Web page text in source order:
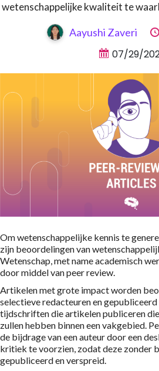
wetenschappelijke kwaliteit te
Aayushi Zaveri
07/29/
Om wetenschappelijke kennis te
zijn beoordelingen van
Wetenschap, met name academisch
door middel van peer review.
Artikelen met grote impact worden
selectieve redacteuren en
tijdschriften die artikelen publiceren
zullen hebben binnen een vakgebied.
de bijdrage van een auteur door een
kritiek te voorzien, zodat deze zonder
gepubliceerd en verspreid.